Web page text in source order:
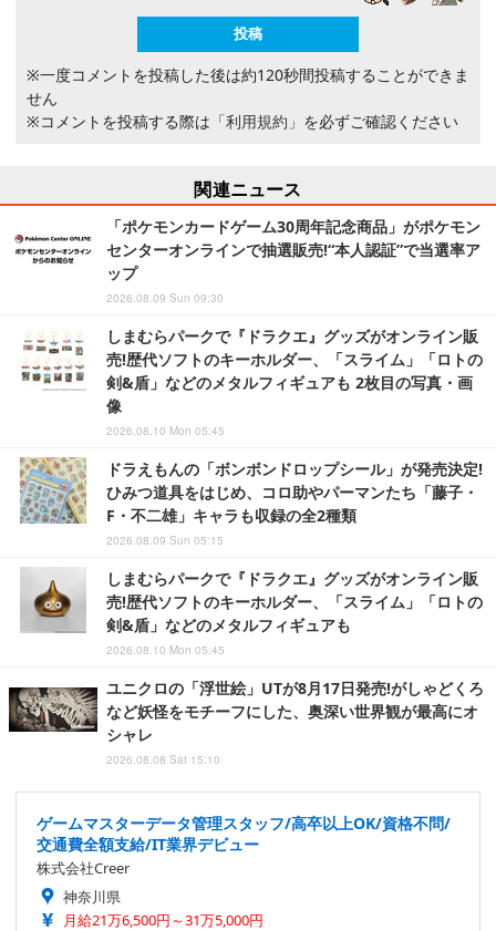
※一度コメントを投稿した後は約120秒間投稿することができま
せん
※コメントを投稿する際は 「利用規約」 を必ずご確認ください
関連ニュース
「ポケモンカードゲーム30周年記念商品」がポケモン
センターオンラインで抽選販売!“本人認証”で当選率ア
ップ
2026.08.09 Sun 09:30
しまむらパークで『ドラクエ』グッズがオンライン販
売!歴代ソフトのキーホルダー、「スライム」「ロトの
剣&盾」などのメタルフィギュアも 2枚目の写真・画
像
2026.08.10 Mon 05:45
ドラえもんの「ボンボンドロップシール」が発売決定!
ひみつ道具をはじめ、コロ助やパーマンたち「藤子・
F・不二雄」キャラも収録の全2種類
2026.08.09 Sun 05:15
しまむらパークで『ドラクエ』グッズがオンライン販
売!歴代ソフトのキーホルダー、「スライム」「ロトの
剣&盾」などのメタルフィギュアも
2026.08.10 Mon 05:45
ユニクロの「浮世絵」UTが8月17日発売!がしゃどくろ
など妖怪をモチーフにした、奥深い世界観が最高にオ
シャレ
2026.08.08 Sat 15:10
ゲームマスターデータ管理スタッフ/高卒以上OK/資格不問/
交通費全額支給/IT業界デビュー
株式会社Creer
神奈川県
月給21万6,500円～31万5,000円